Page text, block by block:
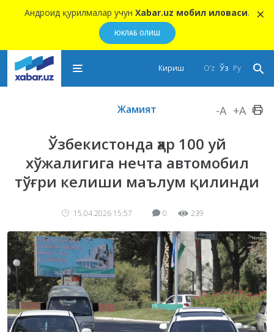
Андроид қурилмалар учун Xabar.uz мобил иловаси.
ЮКЛАБ ОЛИШ
×
O‘z Ўз Ру
Кириш
Жамият -A +A
Ўзбекистонда ҳар 100 уй
хўжалигига нечта автомобил
тўғри келиши маълум қилинди
15.04.2026 15:57 0 239